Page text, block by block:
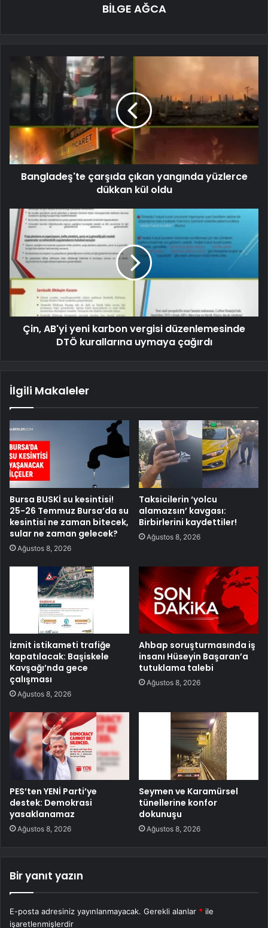
BİLGE AĞCA
Bangladeş'te çarşıda çıkan yangında yüzlerce
dükkan kül oldu
Çin, AB'yi yeni karbon vergisi düzenlemesinde
DTÖ kurallarına uymaya çağırdı
İlgili Makaleler
Bursa BUSKİ su kesintisi!
25-26 Temmuz Bursa’da su
kesintisi ne zaman bitecek,
sular ne zaman gelecek?
Ağustos 8, 2026
Taksicilerin ‘yolcu
alamazsın’ kavgası:
Birbirlerini kaydettiler!
Ağustos 8, 2026
İzmit istikameti trafiğe
kapatılacak: Başiskele
Kavşağı’nda gece
çalışması
Ağustos 8, 2026
Ahbap soruşturmasında iş
insanı Hüseyin Başaran’a
tutuklama talebi
Ağustos 8, 2026
PES’ten YENİ Parti’ye
destek: Demokrasi
yasaklanamaz
Ağustos 8, 2026
Seymen ve Karamürsel
tünellerine konfor
dokunuşu
Ağustos 8, 2026
Bir yanıt yazın
E-posta adresiniz yayınlanmayacak. Gerekli alanlar * ile
işaretlenmişlerdir